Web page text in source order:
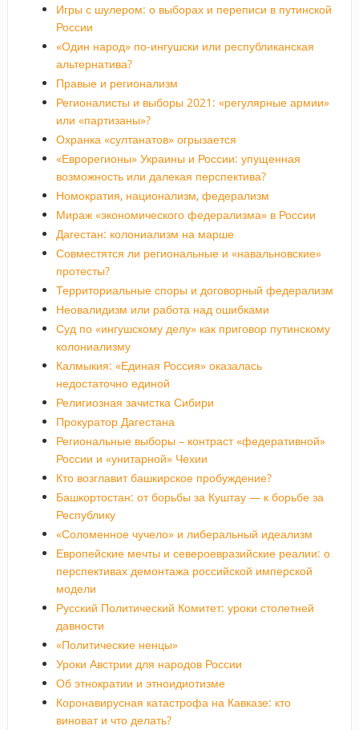
Игры с шулером: о выборах и переписи в путинской
России
«Один народ» по-ингушски или республиканская
альтернатива?
Правые и регионализм
Регионалисты и выборы 2021: «регулярные армии»
или «партизаны»?
Охранка «султанатов» огрызается
«Еврорегионы» Украины и России: упущенная
возможность или далекая перспектива?
Номократия, национализм, федерализм
Мираж «экономического федерализма» в России
Дагестан: колониализм на марше
Совместятся ли региональные и «навальновские»
протесты?
Территориальные споры и договорный федерализм
Неовалидизм или работа над ошибками
Суд по «ингушскому делу» как приговор путинскому
колониализму
Калмыкия: «Единая Россия» оказалась
недостаточно единой
Религиозная зачистка Сибири
Прокуратор Дагестана
Региональные выборы – контраст «федеративной»
России и «унитарной» Чехии
Кто возглавит башкирское пробуждение?
Башкортостан: от борьбы за Куштау — к борьбе за
Республику
«Соломенное чучело» и либеральный идеализм
Европейские мечты и североевразийские реалии: о
перспективах демонтажа российской имперской
модели
Русский Политический Комитет: уроки столетней
давности
«Политические ненцы»
Уроки Австрии для народов России
Об этнократии и этноидиотизме
Коронавирусная катастрофа на Кавказе: кто
виноват и что делать?